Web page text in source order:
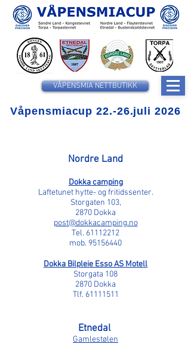
VÅPENSMIA NETTBUTIKK
Våpensmiacup 22.-26.juli 2026
Nordre Land
Dokka camping
Laftetunet hytte- og fritidssenter.
Storgaten 103,
2870 Dokka
post@dokkacamping.no
Tel. 61112212
mob. 95156440
Dokka Bilpleie Esso AS Motell
Storgata 108
2870 Dokka
Tlf. 61111511
Etnedal
Gamlestølen